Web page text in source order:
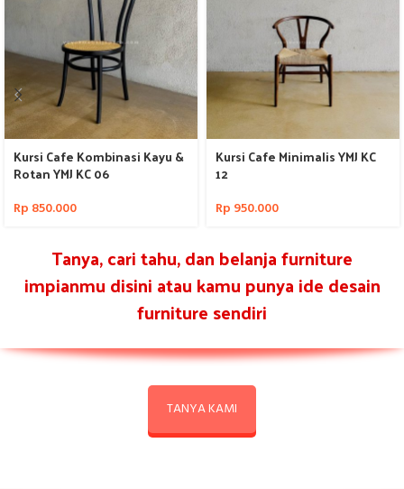
Kursi Cafe Kombinasi Kayu &
Rotan YMJ KC 06
Rp 850.000
Kursi Cafe Minimalis YMJ KC
12
Rp 950.000
Tanya, cari tahu, dan belanja furniture
impianmu disini atau kamu punya ide desain
furniture sendiri
TANYA KAMI